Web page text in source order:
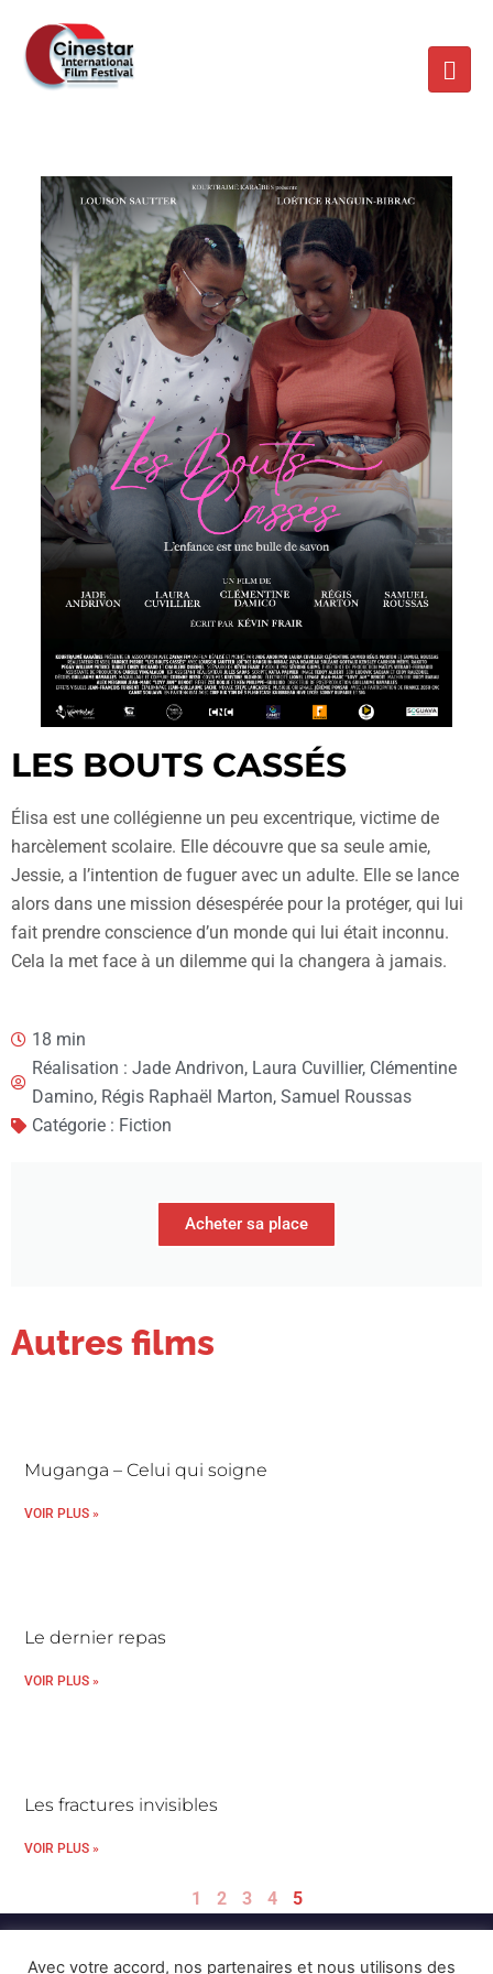
LES BOUTS CASSÉS
Élisa est une collégienne un peu excentrique, victime de
harcèlement scolaire. Elle découvre que sa seule amie,
Jessie, a l’intention de fuguer avec un adulte. Elle se lance
alors dans une mission désespérée pour la protéger, qui lui
fait prendre conscience d’un monde qui lui était inconnu.
Cela la met face à un dilemme qui la changera à jamais.
18 min
Réalisation : Jade Andrivon, Laura Cuvillier, Clémentine
Damino, Régis Raphaël Marton, Samuel Roussas
Catégorie : Fiction
Acheter sa place
Autres films
Muganga – Celui qui soigne
VOIR PLUS »
Le dernier repas
VOIR PLUS »
Les fractures invisibles
VOIR PLUS »
1 2 3 4 5
Avec votre accord, nos partenaires et nous utilisons des